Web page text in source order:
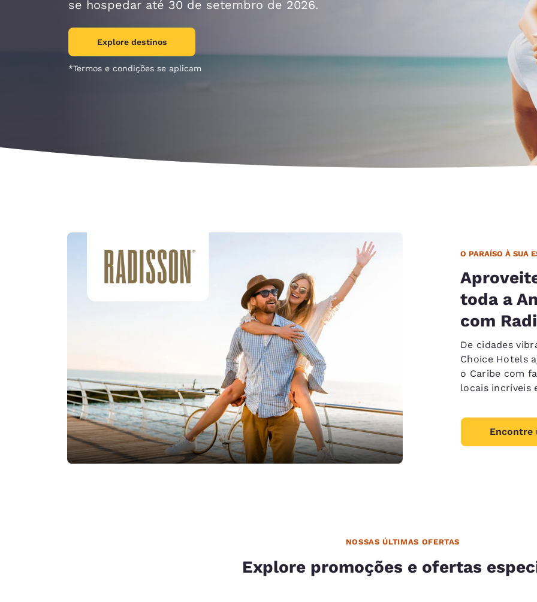
Français
Germany España
Español
English
se hospedar até 30 de setembro de 2026.
Explore destinos
*Termos e condições se aplicam
O PARAÍSO À SUA
toda a
com
De cidades
Choice Hotels
o Caribe com
locais incríveis
Encontre
NOSSAS ÚLTIMAS OFERTAS
Explore promoções e ofertas